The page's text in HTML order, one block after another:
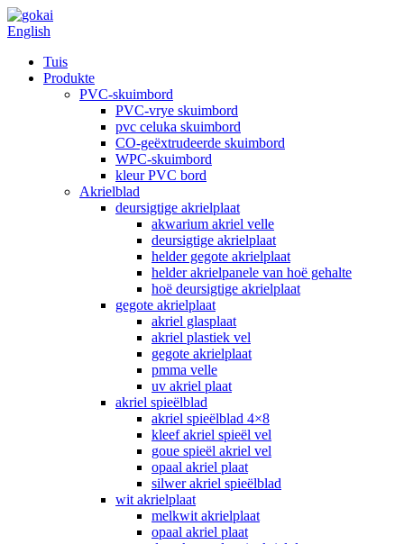
English
Tuis
Produkte
PVC-skuimbord
PVC-vrye skuimbord
pvc celuka skuimbord
CO-geëxtrudeerde skuimbord
WPC-skuimbord
kleur PVC bord
Akrielblad
deursigtige akrielplaat
akwarium akriel velle
deursigtige akrielplaat
helder gegote akrielplaat
helder akrielpanele van hoë gehalte
hoë deursigtige akrielplaat
gegote akrielplaat
akriel glasplaat
akriel plastiek vel
gegote akrielplaat
pmma velle
uv akriel plaat
akriel spieëlblad
akriel spieëlblad 4×8
kleef akriel spieël vel
goue spieël akriel vel
opaal akriel plaat
silwer akriel spieëlblad
wit akrielplaat
melkwit akrielplaat
opaal akriel plaat